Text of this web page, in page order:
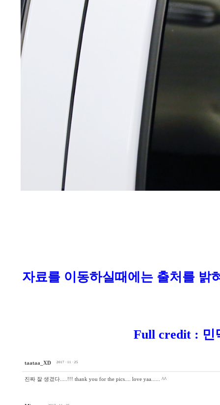
자료를 이동하실때에는 출처를 밝
Full credit : 민
taataa_XD 2017 · 11 · 25
진짜 잘 생겼다.....!!! thank you for the pics.... love yaa...... ^^